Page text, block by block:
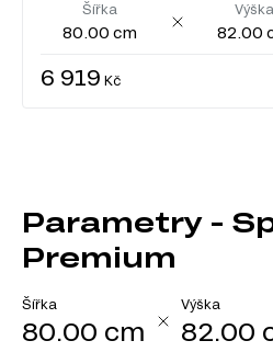
Šířka
80.00 cm
Výška
82.00
6 919 Kč
Parametry -
Premium
Šířka
80.00 cm
Výška
82.00